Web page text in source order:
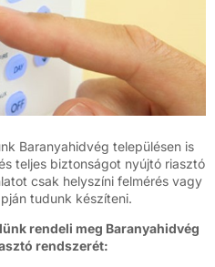
Baranyahidvég településen is
teljes biztonságot nyújtó riasztó
csak helyszíni felmérés vagy
tudunk készíteni.
rendeli meg Baranyahidvég
rendszerét: